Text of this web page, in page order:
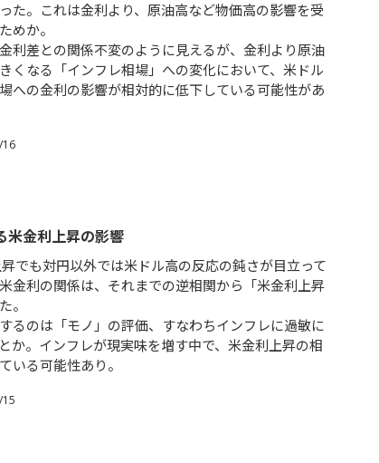
た。これは金利より、原油高など物価高の影響を受
めか。
利差との関係不変のように見えるが、金利より原油
くなる「インフレ相場」への変化において、米ドル
への金利の影響が相対的に低下している可能性があ
米金利上昇の影響
でも対円以外では米ドル高の反応の鈍さが目立って
金利の関係は、それまでの逆相関から「米金利上昇
。
るのは「モノ」の評価、すなわちインフレに過敏に
か。インフレが現実味を増す中で、米金利上昇の相
いる可能性あり。